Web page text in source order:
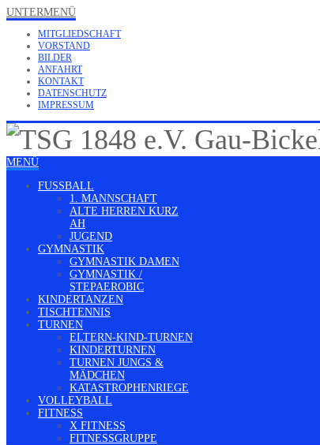
UNTERMENÜ
MITGLIEDSCHAFT
VORSTAND
BILDER
ANFAHRT
KONTAKT
DATENSCHUTZ
IMPRESSUM
MENÜ
FUSSBALL
1. MANNSCHAFT
ALTE HERREN KURZ
AH
JUGEND
GYMNASTIK
GYMNASTIK DAMEN
GYMNASTIK /
STEPAEROBIC
KINDERTANZEN
TISCHTENNIS
TURNEN
ELTERN-KIND-TURNEN
KINDERTURNEN
TURNEN JUNGS &
MÄDCHEN
KATASTROPHENRIEGE
VOLLEYBALL
FITNESS
X FITNESS
FITNESSGRUPPE